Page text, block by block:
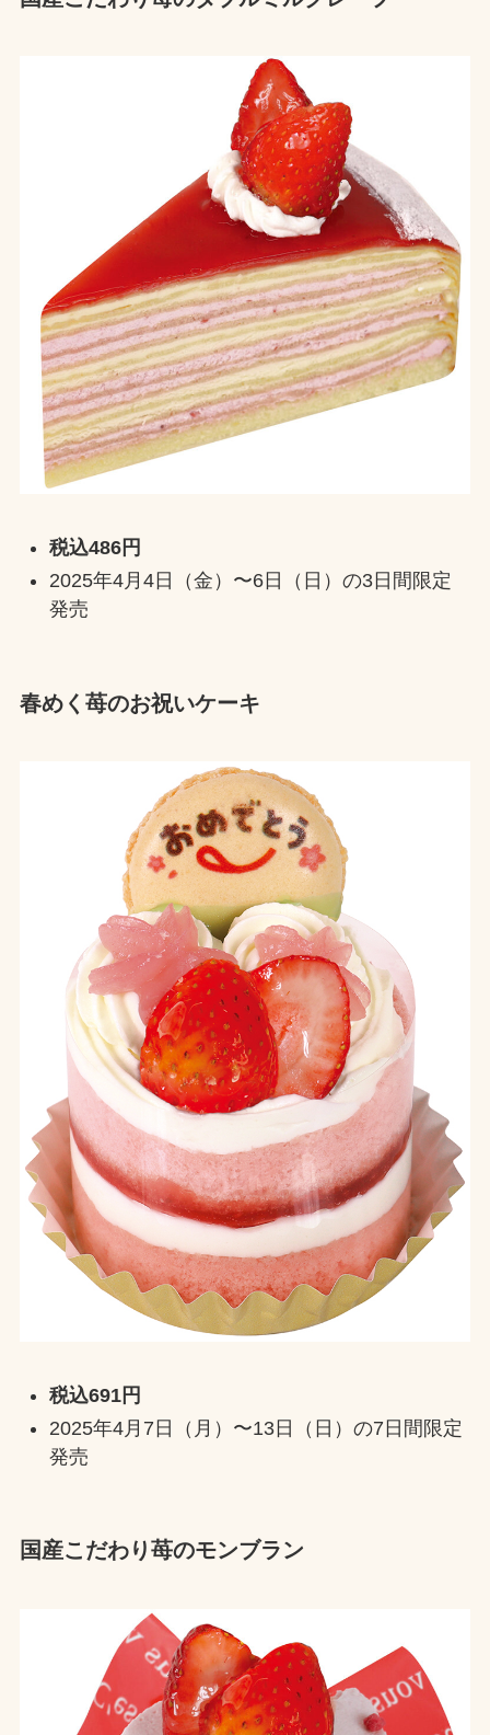
税込486円
2025年4月4日（金）〜6日（日）の3日間限定
発売
春めく苺のお祝いケーキ
税込691円
2025年4月7日（月）〜13日（日）の7日間限定
発売
国産こだわり苺のモンブラン